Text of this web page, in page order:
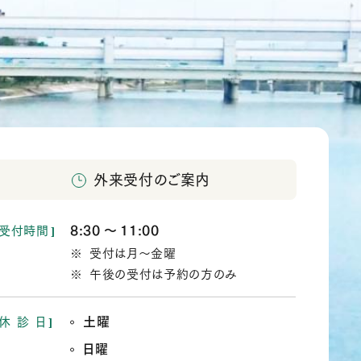
外来受付のご案内
付時間
8:30
か
ら
11:00
受付は月～金曜
午後の受付は予約の方のみ
診 日 土曜
日曜